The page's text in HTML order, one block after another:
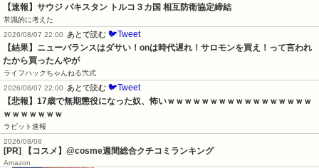
【速報】サウジ パキスタン トルコ３カ国 相互防衛協定締結
常識的に考えた
2026/08/07 22:00
あとで読む 🐦Tweet
【結果】ニューバランスはダサい！onは時代遅れ！サロモンを買え！って言われ
たから買ったんやが
ライフハックちゃんねる弐式
2026/08/07 22:00
あとで読む 🐦Tweet
【悲報】17歳で無期懲役になった奴、怖いｗｗｗｗｗｗｗｗｗｗｗｗｗｗｗｗｗ
ｗｗｗｗｗｗｗ
ラビット速報
2026/08/08
[PR] 【コスメ】@cosme週間総合クチコミランキング
Amazon